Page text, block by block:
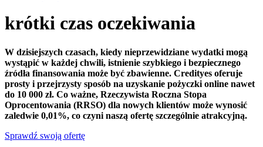
krótki czas oczekiwania
W dzisiejszych czasach, kiedy nieprzewidziane wydatki mogą
wystąpić w każdej chwili, istnienie szybkiego i bezpiecznego
źródła finansowania może być zbawienne. Credityes oferuje
prosty i przejrzysty sposób na uzyskanie pożyczki online nawet
do 10 000 zł. Co ważne, Rzeczywista Roczna Stopa
Oprocentowania (RRSO) dla nowych klientów może wynosić
zaledwie 0,01%, co czyni naszą ofertę szczególnie atrakcyjną.
Sprawdź swoją ofertę